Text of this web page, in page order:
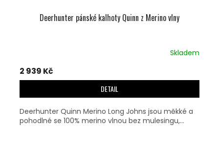
Deerhunter pánské kalhoty Quinn z Merino vlny
Skladem
2 939 Kč
DETAIL
Deerhunter Quinn Merino Long Johns jsou měkké a
pohodlné se 100% merino vlnou bez mulesingu,...